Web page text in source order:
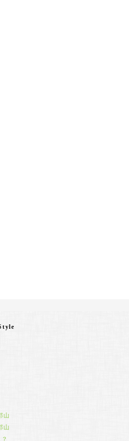
山
山